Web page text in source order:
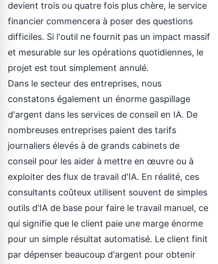
devient trois ou quatre fois plus chère, le service
financier commencera à poser des questions
difficiles. Si l'outil ne fournit pas un impact massif
et mesurable sur les opérations quotidiennes, le
projet est tout simplement annulé.
Dans le secteur des entreprises, nous
constatons également un énorme gaspillage
d'argent dans les services de conseil en IA. De
nombreuses entreprises paient des tarifs
journaliers élevés à de grands cabinets de
conseil pour les aider à mettre en œuvre ou à
exploiter des flux de travail d'IA. En réalité, ces
consultants coûteux utilisent souvent de simples
outils d'IA de base pour faire le travail manuel, ce
qui signifie que le client paie une marge énorme
pour un simple résultat automatisé. Le client finit
par dépenser beaucoup d'argent pour obtenir